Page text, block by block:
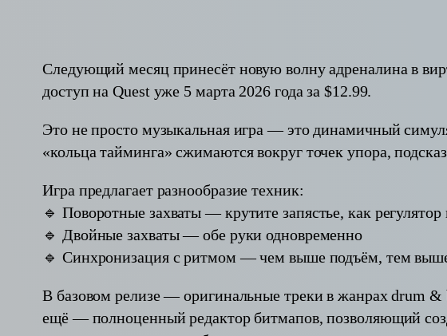
Следующий месяц принесёт новую волну адреналина в
доступ на Quest уже 5 марта 2026 года за $12.99.
Это не просто музыкальная игра — это динамичный
«кольца тайминга» сжимаются вокруг точек упора,
Игра предлагает разнообразие техник:
🔹 Поворотные захваты — крутите запястье, как регулятор
🔹 Двойные захваты — обе руки одновременно
🔹 Синхронизация с ритмом — чем выше подъём, тем
В базовом релизе — оригинальные треки в жанрах drum
ещё — полноценный редактор битмапов, позволяющий